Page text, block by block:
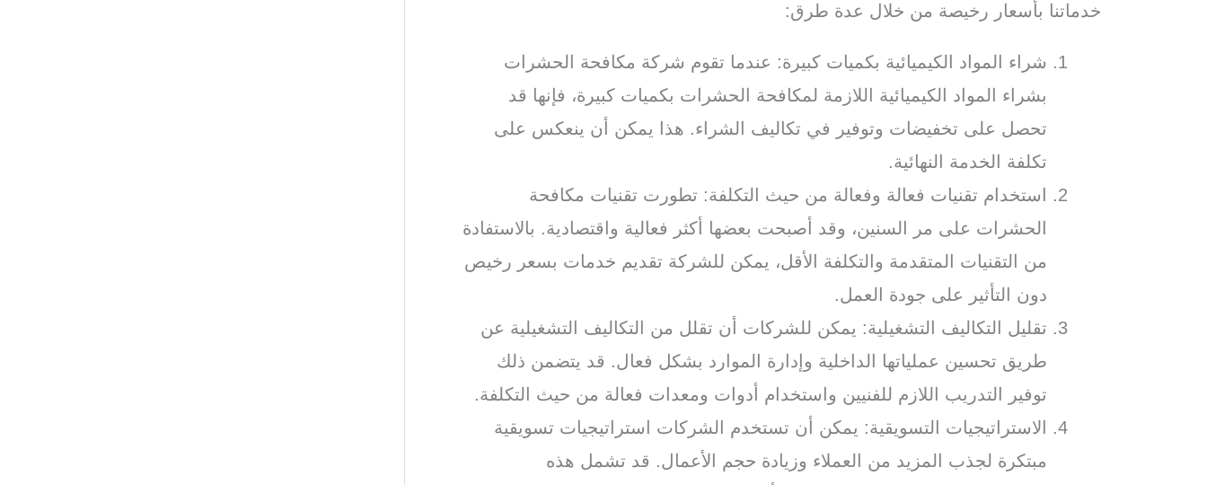
خدماتنا بأسعار رخيصة من خلال عدة طرق:
شراء المواد الكيميائية بكميات كبيرة: عندما تقوم شركة مكافحة الحشرات
بشراء المواد الكيميائية اللازمة لمكافحة الحشرات بكميات كبيرة، فإنها قد
تحصل على تخفيضات وتوفير في تكاليف الشراء. هذا يمكن أن ينعكس على
تكلفة الخدمة النهائية.
استخدام تقنيات فعالة وفعالة من حيث التكلفة: تطورت تقنيات مكافحة
الحشرات على مر السنين، وقد أصبحت بعضها أكثر فعالية واقتصادية. بالاستفادة
من التقنيات المتقدمة والتكلفة الأقل، يمكن للشركة تقديم خدمات بسعر رخيص
دون التأثير على جودة العمل.
تقليل التكاليف التشغيلية: يمكن للشركات أن تقلل من التكاليف التشغيلية عن
طريق تحسين عملياتها الداخلية وإدارة الموارد بشكل فعال. قد يتضمن ذلك
توفير التدريب اللازم للفنيين واستخدام أدوات ومعدات فعالة من حيث التكلفة.
الاستراتيجيات التسويقية: يمكن أن تستخدم الشركات استراتيجيات تسويقية
مبتكرة لجذب المزيد من العملاء وزيادة حجم الأعمال. قد تشمل هذه